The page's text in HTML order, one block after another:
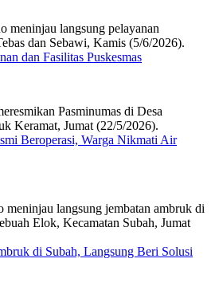
dan Fasilitas Puskesmas
Beroperasi, Warga Nikmati Air
di Subah, Langsung Beri Solusi